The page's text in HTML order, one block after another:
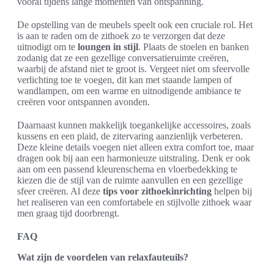
De opstelling van de meubels speelt ook een cruciale rol. Het
is aan te raden om de zithoek zo te verzorgen dat deze
uitnodigt om te loungen in stijl. Plaats de stoelen en banken
zodanig dat ze een gezellige conversatieruimte creëren,
waarbij de afstand niet te groot is. Vergeet niet om sfeervolle
verlichting toe te voegen, dit kan met staande lampen of
wandlampen, om een warme en uitnodigende ambiance te
creëren voor ontspannen avonden.
Daarnaast kunnen makkelijk toegankelijke accessoires, zoals
kussens en een plaid, de zitervaring aanzienlijk verbeteren.
Deze kleine details voegen niet alleen extra comfort toe, maar
dragen ook bij aan een harmonieuze uitstraling. Denk er ook
aan om een passend kleurenschema en vloerbedekking te
kiezen die de stijl van de ruimte aanvullen en een gezellige
sfeer creëren. Al deze tips voor zithoekinrichting helpen bij
het realiseren van een comfortabele en stijlvolle zithoek waar
men graag tijd doorbrengt.
FAQ
Wat zijn de voordelen van relaxfauteuils?